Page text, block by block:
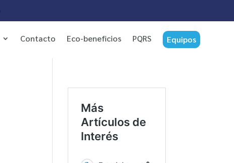
Contacto Eco-beneficios PQRS Equipos